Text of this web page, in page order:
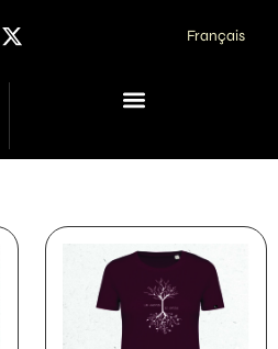
Français